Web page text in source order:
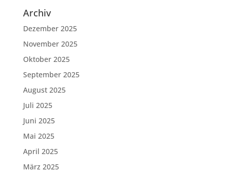
Archiv
Dezember 2025
November 2025
Oktober 2025
September 2025
August 2025
Juli 2025
Juni 2025
Mai 2025
April 2025
März 2025